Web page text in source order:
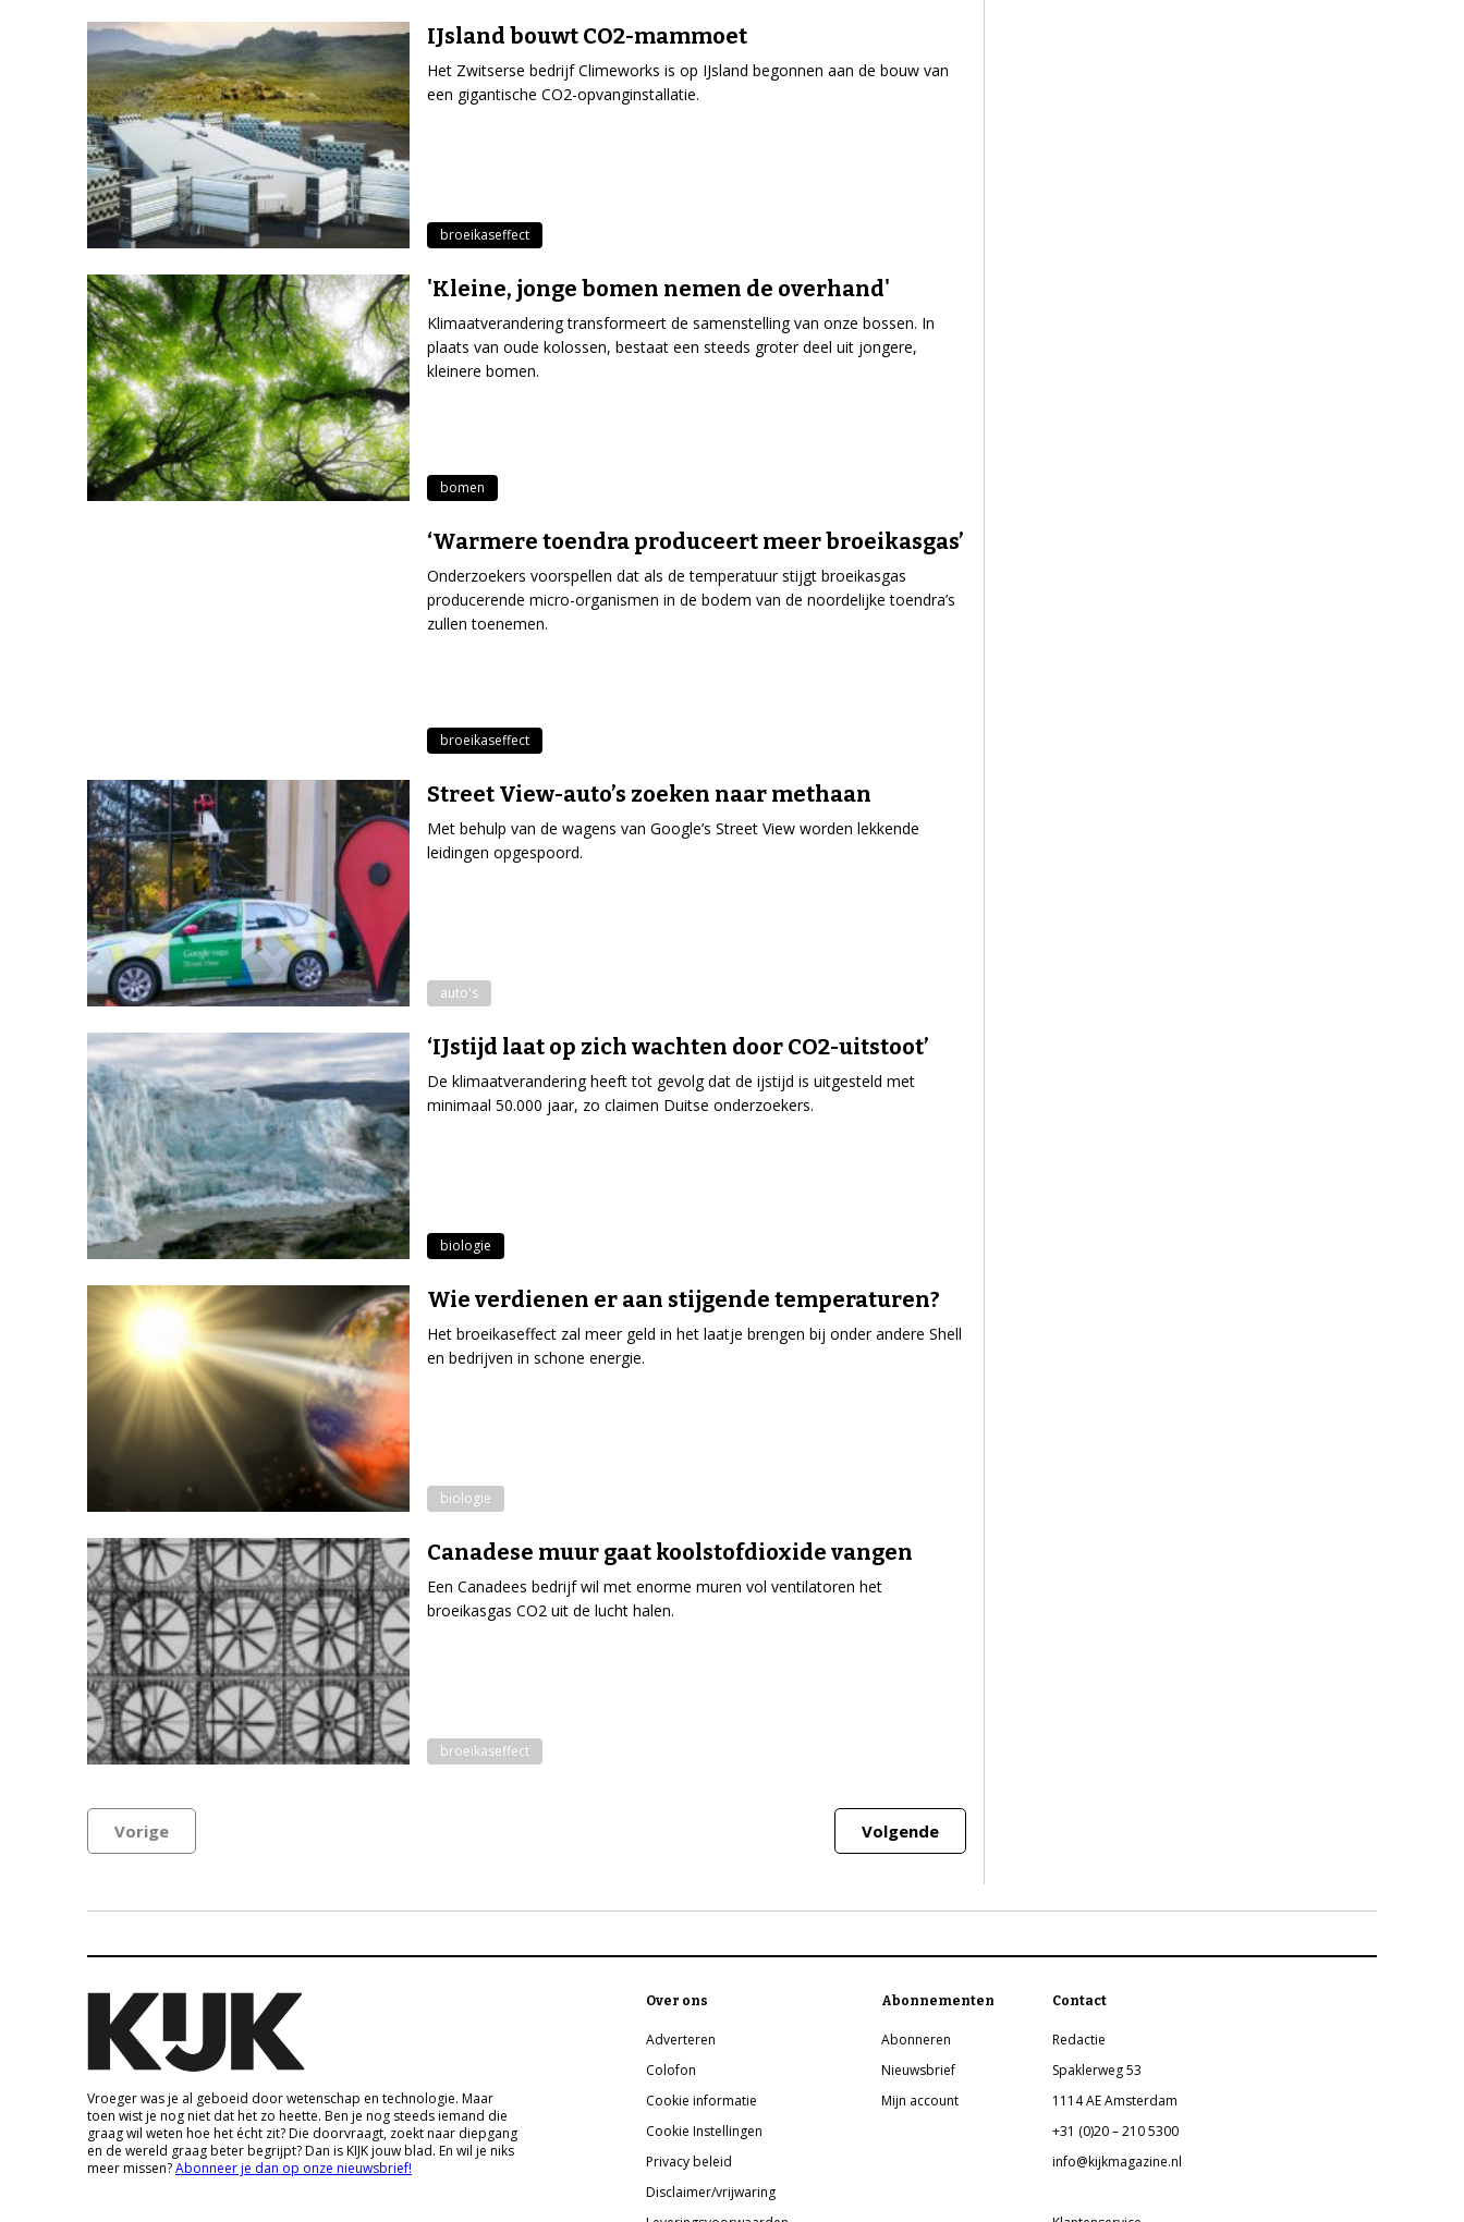
IJsland bouwt CO2-mammoet
Het Zwitserse bedrijf Climeworks is op IJsland begonnen aan de bouw van
een gigantische CO2-opvanginstallatie.
broeikaseffect
'Kleine, jonge bomen nemen de overhand'
Klimaatverandering transformeert de samenstelling van onze bossen. In
plaats van oude kolossen, bestaat een steeds groter deel uit jongere,
kleinere bomen.
bomen
‘Warmere toendra produceert meer broeikasgas’
Onderzoekers voorspellen dat als de temperatuur stijgt broeikasgas
producerende micro-organismen in de bodem van de noordelijke toendra’s
zullen toenemen.
broeikaseffect
Street View-auto’s zoeken naar methaan
Met behulp van de wagens van Google’s Street View worden lekkende
leidingen opgespoord.
auto's
‘IJstijd laat op zich wachten door CO2-uitstoot’
De klimaatverandering heeft tot gevolg dat de ijstijd is uitgesteld met
minimaal 50.000 jaar, zo claimen Duitse onderzoekers.
biologie
Wie verdienen er aan stijgende temperaturen?
Het broeikaseffect zal meer geld in het laatje brengen bij onder andere Shell
en bedrijven in schone energie.
biologie
Canadese muur gaat koolstofdioxide vangen
Een Canadees bedrijf wil met enorme muren vol ventilatoren het
broeikasgas CO2 uit de lucht halen.
broeikaseffect
Vorige Volgende
Vroeger was je al geboeid door wetenschap en technologie. Maar
toen wist je nog niet dat het zo heette. Ben je nog steeds iemand die
graag wil weten hoe het écht zit? Die doorvraagt, zoekt naar diepgang
en de wereld graag beter begrijpt? Dan is KIJK jouw blad. En wil je niks
meer missen?Abonneer je dan op onze nieuwsbrief!
Over ons
Adverteren
Colofon
Cookie informatie
Cookie Instellingen
Privacy beleid
Disclaimer/vrijwaring
Abonnementen
Abonneren
Nieuwsbrief
Mijn account
Contact
Redactie
Spaklerweg 53
1114 AE Amsterdam
+31 (0)20 – 210 5300
info@kijkmagazine.nl